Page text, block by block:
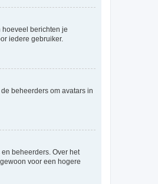
berichten je
iedere gebruiker.
beheerders om avatars in
beheerders. Over het
voor een hogere